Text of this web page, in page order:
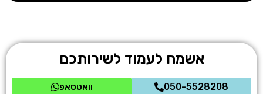
אשמח לעמוד לשירותכם
050-5528208 וואטסאפ